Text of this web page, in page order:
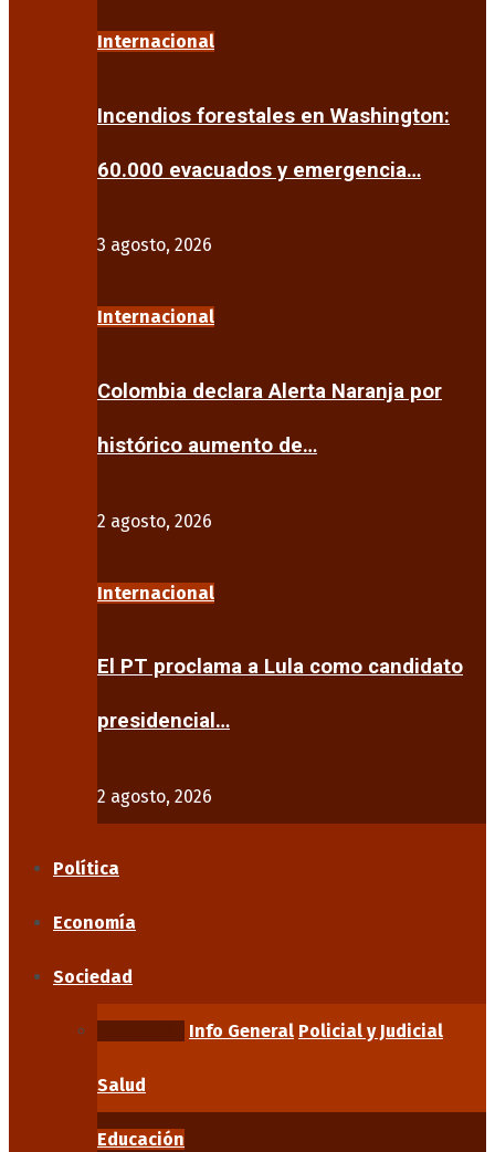
Internacional
Incendios forestales en Washington:
60.000 evacuados y emergencia…
3 agosto, 2026
Internacional
Colombia declara Alerta Naranja por
histórico aumento de…
2 agosto, 2026
Internacional
El PT proclama a Lula como candidato
presidencial…
2 agosto, 2026
Política
Economía
Sociedad
Info General Policial y Judicial
Salud
Educación